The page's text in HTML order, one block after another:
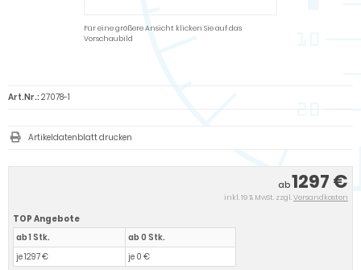
Für eine größere Ansicht klicken Sie auf das
Vorschaubild
ab1297 €
inkl. 19 % MwSt. zzgl.Versandkosten
TOP Angebote
ab 1 Stk.
je 1297 €
ab 0 Stk.
je 0 €
Art.Nr.: 27078-1
Artikeldatenblatt drucken